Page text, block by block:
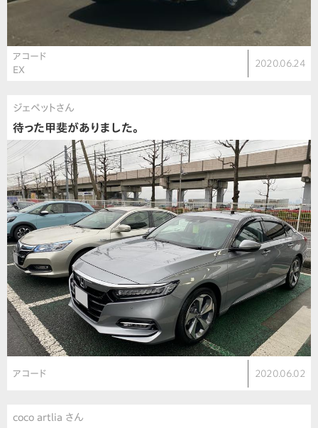
アコード
EX
2020.06.24
ジェペットさん
待った甲斐がありました。
アコード 2020.06.02
coco artlia さん